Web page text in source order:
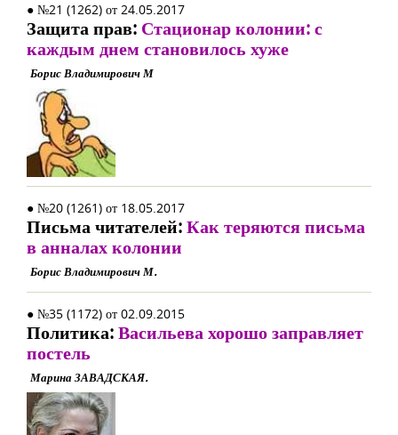
● №21 (1262) от 24.05.2017
Защита прав: Стационар колонии: с
каждым днем становилось хуже
Борис Владимирович М
● №20 (1261) от 18.05.2017
Письма читателей:Как теряются письма
в анналах колонии
Борис Владимирович М.
● №35 (1172) от 02.09.2015
Политика:Васильева хорошо заправляет
постель
Марина ЗАВАДСКАЯ.